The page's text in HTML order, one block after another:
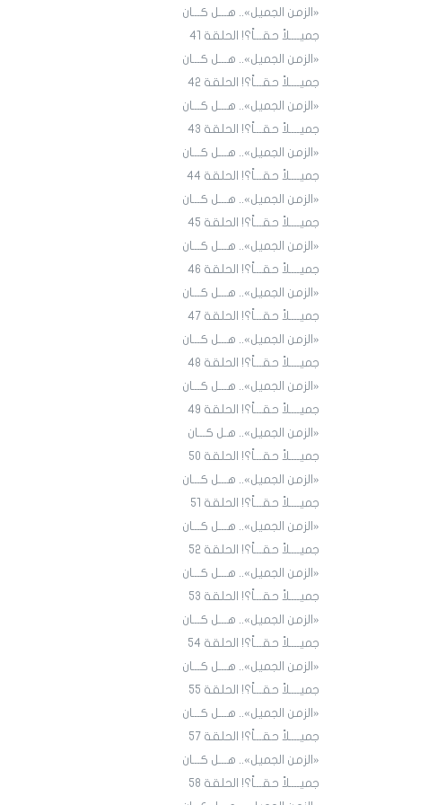
«الزمن الجميل».. هـــل كـــان
جميــــلاً حقـــاً؟! الحلقة 4١
«الزمن الجميل».. هـــل كـــان
جميــــلاً حقـــاً؟! الحلقة 4٢
«الزمن الجميل».. هـــل كـــان
جميــــلاً حقـــاً؟! الحلقة 43
«الزمن الجميل».. هـــل كـــان
جميــــلاً حقـــاً؟! الحلقة 44
«الزمن الجميل».. هـــل كـــان
جميــــلاً حقـــاً؟! الحلقة 45
«الزمن الجميل».. هـــل كـــان
جميــــلاً حقـــاً؟! الحلقة ٤٦
«الزمن الجميل».. هـــل كـــان
جميــــلاً حقـــاً؟! الحلقة ٤7
«الزمن الجميل».. هـــل كـــان
جميــــلاً حقـــاً؟! الحلقة ٤٨
«الزمن الجميل».. هـــل كـــان
جميــــلاً حقـــاً؟! الحلقة ٤9
«الزمن الجميل».. هـل كـــان
جميــــلاً حقـــاً؟! الحلقة ٥٠
«الزمن الجميل».. هـــل كـــان
جميــــلاً حقـــاً؟! الحلقة ٥١
«الزمن الجميل».. هـــل كـــان
جميــــلاً حقـــاً؟! الحلقة 52
«الزمن الجميل».. هـــل كـــان
جميــــلاً حقـــاً؟! الحلقة 53
«الزمن الجميل».. هـــل كـــان
جميــــلاً حقـــاً؟! الحلقة 54
«الزمن الجميل».. هـــل كـــان
جميــــلاً حقـــاً؟! الحلقة 55
«الزمن الجميل».. هـــل كـــان
جميــــلاً حقـــاً؟! الحلقة 57
«الزمن الجميل».. هـــل كـــان
جميــــلاً حقـــاً؟! الحلقة 58